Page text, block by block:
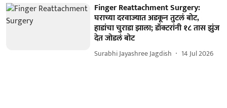
Finger Reattachment Surgery:
घराच्या दरवाज्यात अडकून तुटलं बोट,
हाडांचा चुराडा झाला; डॉक्टरांनी १८ तास झुंज
देत जोडलं बोट
Surabhi Jayashree Jagdish 14 Jul 2026